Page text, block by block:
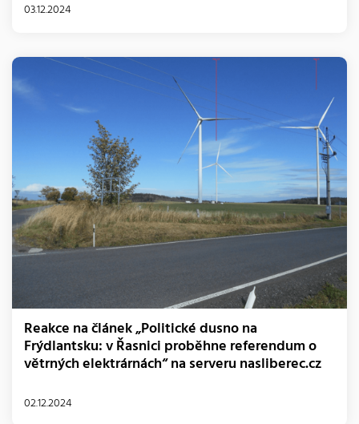
03.12.2024
Reakce na článek „Politické dusno na
Frýdlantsku: v Řasnici proběhne referendum o
větrných elektrárnách“ na serveru nasliberec.cz
02.12.2024